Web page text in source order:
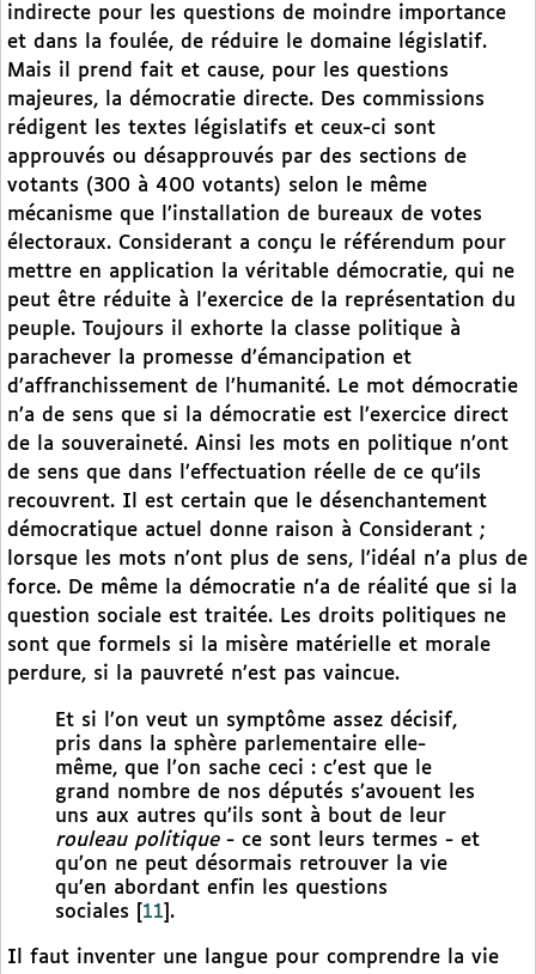
indirecte pour les questions de moindre importance
et dans la foulée, de réduire le domaine législatif.
Mais il prend fait et cause, pour les questions
majeures, la démocratie directe. Des commissions
rédigent les textes législatifs et ceux-ci sont
approuvés ou désapprouvés par des sections de
votants (300 à 400 votants) selon le même
mécanisme que l’installation de bureaux de votes
électoraux. Considerant a conçu le référendum pour
mettre en application la véritable démocratie, qui ne
peut être réduite à l’exercice de la représentation du
peuple. Toujours il exhorte la classe politique à
parachever la promesse d’émancipation et
d’affranchissement de l’humanité. Le mot démocratie
n’a de sens que si la démocratie est l’exercice direct
de la souveraineté. Ainsi les mots en politique n’ont
de sens que dans l’effectuation réelle de ce qu’ils
recouvrent. Il est certain que le désenchantement
démocratique actuel donne raison à Considerant ;
lorsque les mots n’ont plus de sens, l’idéal n’a plus de
force. De même la démocratie n’a de réalité que si la
question sociale est traitée. Les droits politiques ne
sont que formels si la misère matérielle et morale
perdure, si la pauvreté n’est pas vaincue.
Et si l’on veut un symptôme assez décisif,
pris dans la sphère parlementaire elle-
même, que l’on sache ceci : c’est que le
grand nombre de nos députés s’avouent les
uns aux autres qu’ils sont à bout de leur
rouleau politique - ce sont leurs termes - et
qu’on ne peut désormais retrouver la vie
qu’en abordant enfin les questions
sociales
11 .
Il faut inventer une langue pour comprendre la vie